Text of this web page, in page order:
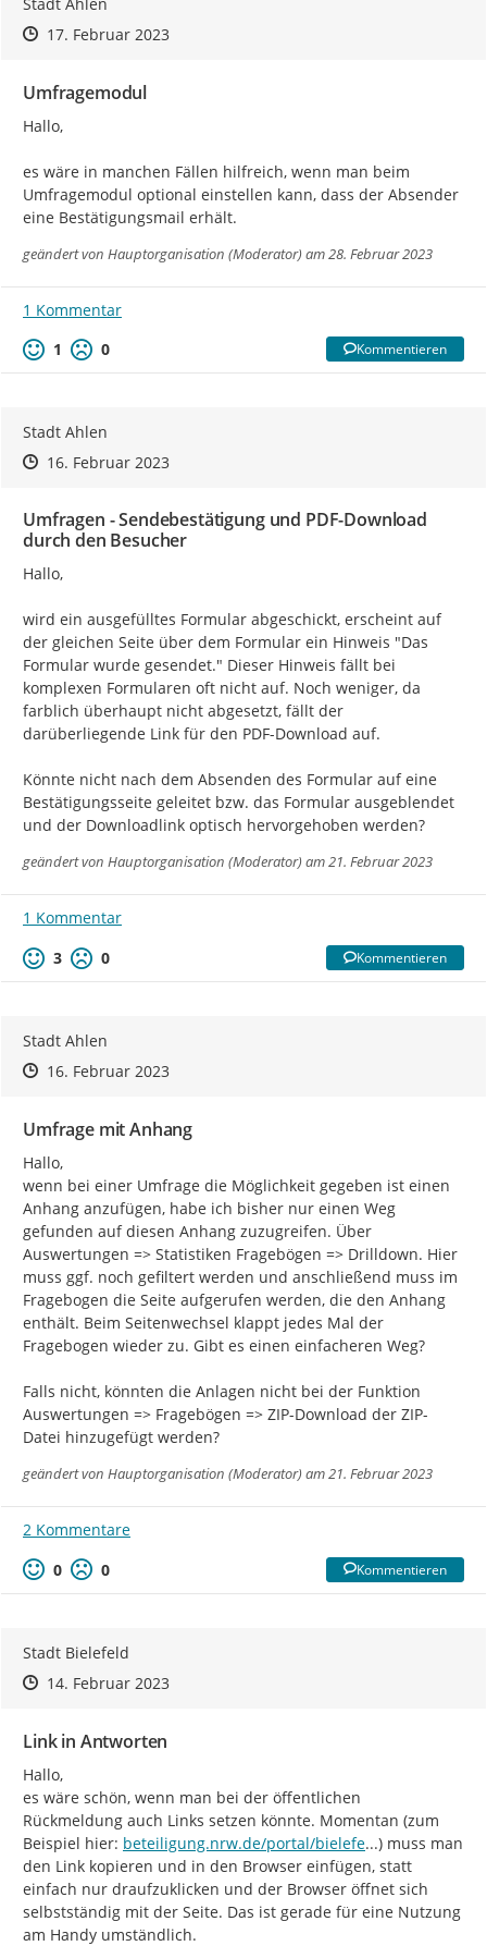
Zeitpunkt des Erstellens
Zeitpunkt des Erstellens
17. Februar 2023Zur Äußerung
Umfragemodul
Hallo,
es wäre in manchen Fällen hilfreich, wenn man beim
Umfragemodul optional einstellen kann, dass der Absender
eine Bestätigungsmail erhält.
geändert von Hauptorganisation (Moderator)am 28. Februar 2023
1 Kommentar
1
0 Kommentieren
Stadt Ahlen
Zeitpunkt des Erstellens
Zeitpunkt des Erstellens
16. Februar 2023Zur Äußerung
Umfragen - Sendebestätigung und PDF-Download
durch den Besucher
Hallo,
wird ein ausgefülltes Formular abgeschickt, erscheint auf
der gleichen Seite über dem Formular ein Hinweis "Das
Formular wurde gesendet." Dieser Hinweis fällt bei
komplexen Formularen oft nicht auf. Noch weniger, da
farblich überhaupt nicht abgesetzt, fällt der
darüberliegende Link für den PDF-Download auf.
Könnte nicht nach dem Absenden des Formular auf eine
Bestätigungsseite geleitet bzw. das Formular ausgeblendet
und der Downloadlink optisch hervorgehoben werden?
geändert von Hauptorganisation (Moderator)am 21. Februar 2023
1 Kommentar
3
0 Kommentieren
Stadt Ahlen
Zeitpunkt des Erstellens
Zeitpunkt des Erstellens
16. Februar 2023Zur Äußerung
Umfrage mit Anhang
Hallo,
wenn bei einer Umfrage die Möglichkeit gegeben ist einen
Anhang anzufügen, habe ich bisher nur einen Weg
gefunden auf diesen Anhang zuzugreifen. Über
Auswertungen => Statistiken Fragebögen => Drilldown. Hier
muss ggf. noch gefiltert werden und anschließend muss im
Fragebogen die Seite aufgerufen werden, die den Anhang
enthält. Beim Seitenwechsel klappt jedes Mal der
Fragebogen wieder zu. Gibt es einen einfacheren Weg?
Falls nicht, könnten die Anlagen nicht bei der Funktion
Auswertungen => Fragebögen => ZIP-Download der ZIP-
Datei hinzugefügt werden?
geändert von Hauptorganisation (Moderator)am 21. Februar 2023
2 Kommentare
0
0 Kommentieren
Stadt Bielefeld
Zeitpunkt des Erstellens
Zeitpunkt des Erstellens
14. Februar 2023Zur Äußerung
Link in Antworten
Hallo,
es wäre schön, wenn man bei der öffentlichen
Rückmeldung auch Links setzen könnte. Momentan (zum
Beispiel hier: https://
beteiligung.nrw.de/portal/bielefeld/beteiligung/
...) muss man
den Link kopieren und in den Browser einfügen, statt
einfach nur draufzuklicken und der Browser öffnet sich
selbstständig mit der Seite. Das ist gerade für eine Nutzung
am Handy umständlich.